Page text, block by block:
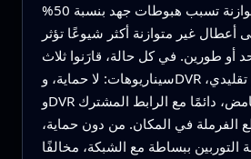
ثلاثية الأطوار متوازنة تسبب هبوطات جهد بنسبة 50%
إلى أعطال غير متوازنة أكثر شيوعًا تؤثر
أو طورين. في كل حالة، قارَنوا ثلاث
سيناريوهات: لا حماية، وDVR يتحكم به متحكم تقليدي،
وDVR يتحكم به منطق غامض، دائمًا مع الرابط المشترك
الفرملة في المكان. من دون حماية،
التوربين ببساطة مع الشبكة، مخالفًا